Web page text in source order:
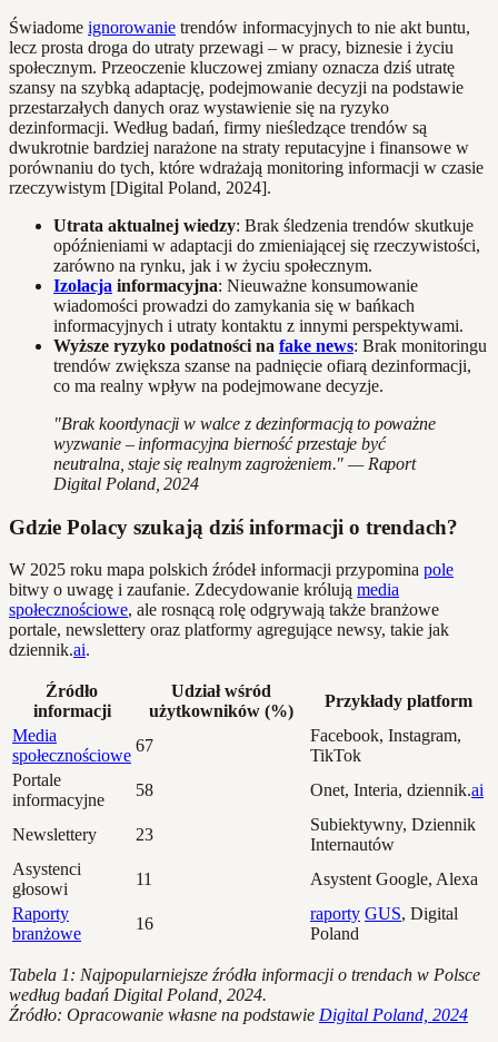
Świadome ignorowanie trendów informacyjnych to nie akt buntu,
lecz prosta droga do utraty przewagi – w pracy, biznesie i życiu
społecznym. Przeoczenie kluczowej zmiany oznacza dziś utratę
szansy na szybką adaptację, podejmowanie decyzji na podstawie
przestarzałych danych oraz wystawienie się na ryzyko
dezinformacji. Według badań, firmy nieśledzące trendów są
dwukrotnie bardziej narażone na straty reputacyjne i finansowe w
porównaniu do tych, które wdrażają monitoring informacji w czasie
rzeczywistym [Digital Poland, 2024].
Utrata aktualnej wiedzy: Brak śledzenia trendów skutkuje
opóźnieniami w adaptacji do zmieniającej się rzeczywistości,
zarówno na rynku, jak i w życiu społecznym.
Izolacja informacyjna: Nieuważne konsumowanie
wiadomości prowadzi do zamykania się w bańkach
informacyjnych i utraty kontaktu z innymi perspektywami.
Wyższe ryzyko podatności na fake news: Brak monitoringu
trendów zwiększa szanse na padnięcie ofiarą dezinformacji,
co ma realny wpływ na podejmowane decyzje.
"Brak koordynacji w walce z dezinformacją to poważne
wyzwanie – informacyjna bierność przestaje być
neutralna, staje się realnym zagrożeniem." — Raport
Digital Poland, 2024
Gdzie Polacy szukają dziś informacji o trendach?
W 2025 roku mapa polskich źródeł informacji przypomina pole
bitwy o uwagę i zaufanie. Zdecydowanie królują media
społecznościowe, ale rosnącą rolę odgrywają także branżowe
portale, newslettery oraz platformy agregujące newsy, takie jak
dziennik.ai.
Źródło
informacji
Udział wśród
użytkowników (%)
Przykłady platform
Media
społecznościowe
67
Facebook, Instagram,
TikTok
Portale
informacyjne
58 Onet, Interia, dziennik.ai
Newslettery 23
Subiektywny, Dziennik
Internautów
Asystenci
głosowi
11
Asystent Google, Alexa
Raporty
branżowe
16
raporty GUS, Digital
Poland
Tabela 1: Najpopularniejsze źródła informacji o trendach w Polsce
według badań Digital Poland, 2024.
Źródło: Opracowanie własne na podstawie Digital Poland, 2024